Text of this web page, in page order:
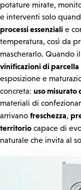
potature mirate,
e interventi solo
processi essenziali e
temperatura, così da
mascherarlo. Quando
vinificazioni di parcella
esposizione e
concreta: uso misurato
materiali di
arrivano freschezza,
territorio capace di
naturale che invita al